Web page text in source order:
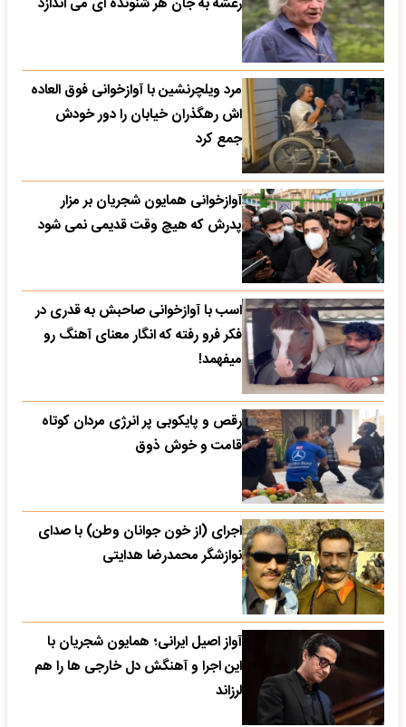
مرد ویلچرنشین با آوازخوانی فوق العاده
اش رهگذران خیابان را دور خودش
جمع کرد
آوازخوانی همایون شجریان بر مزار
پدرش که هیچ وقت قدیمی نمی شود
اسب با آوازخوانی صاحبش به قدری در
فکر فرو رفته که انگار معنای آهنگ رو
میفهمد!
رقص و پایکوبی پر انرژی مردان کوتاه
قامت و خوش ذوق
اجرای (از خون جوانان وطن) با صدای
نوازشگر محمدرضا هدایتی
آواز اصیل ایرانی؛ همایون شجریان با
این اجرا و آهنگش دل خارجی ها را هم
لرزاند